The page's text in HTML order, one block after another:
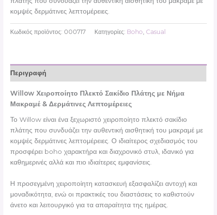
κομψές δερμάτινες λεπτομέρειες.
Κωδικός προϊόντος: 000717 Κατηγορίες: Boho, Casual
Περιγραφή
Willow Χειροποίητο Πλεκτό Σακίδιο Πλάτης με Νήμα
Μακραμέ & Δερμάτινες Λεπτομέρειες
Το Willow είναι ένα ξεχωριστό χειροποίητο πλεκτό σακίδιο
πλάτης που συνδυάζει την αυθεντική αισθητική του μακραμέ με
κομψές δερμάτινες λεπτομέρειες. Ο ιδιαίτερος σχεδιασμός του
προσφέρει boho χαρακτήρα και διαχρονικό στυλ, ιδανικό για
καθημερινές αλλά και πιο ιδιαίτερες εμφανίσεις.
Η προσεγμένη χειροποίητη κατασκευή εξασφαλίζει αντοχή και
μοναδικότητα, ενώ οι πρακτικές του διαστάσεις το καθιστούν
άνετο και λειτουργικό για τα απαραίτητα της ημέρας.